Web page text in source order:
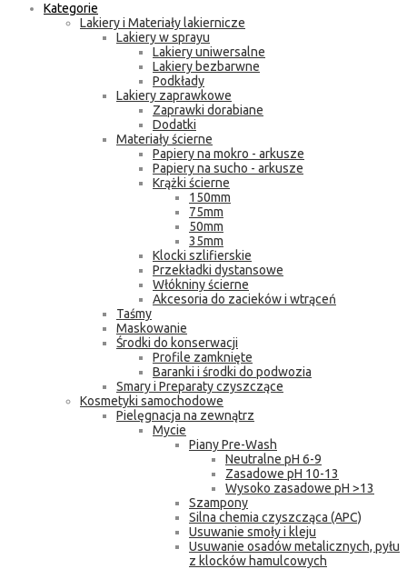
Kategorie
Lakiery i Materiały lakiernicze
Lakiery w sprayu
Lakiery uniwersalne
Lakiery bezbarwne
Podkłady
Lakiery zaprawkowe
Zaprawki dorabiane
Dodatki
Materiały ścierne
Papiery na mokro - arkusze
Papiery na sucho - arkusze
Krążki ścierne
150mm
75mm
50mm
35mm
Klocki szlifierskie
Przekładki dystansowe
Włókniny ścierne
Akcesoria do zacieków i wtrąceń
Taśmy
Maskowanie
Środki do konserwacji
Profile zamknięte
Baranki i środki do podwozia
Smary i Preparaty czyszczące
Kosmetyki samochodowe
Pielęgnacja na zewnątrz
Mycie
Piany Pre-Wash
Neutralne pH 6-9
Zasadowe pH 10-13
Wysoko zasadowe pH >13
Szampony
Silna chemia czyszcząca (APC)
Usuwanie smoły i kleju
Usuwanie osadów metalicznych, pyłu
z klocków hamulcowych